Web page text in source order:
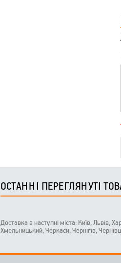
ОСТАННІ ПЕРЕГЛЯНУТІ
Доставка в наступні міста: Київ, Львів,
Хмельницький, Черкаси, Чернігів,